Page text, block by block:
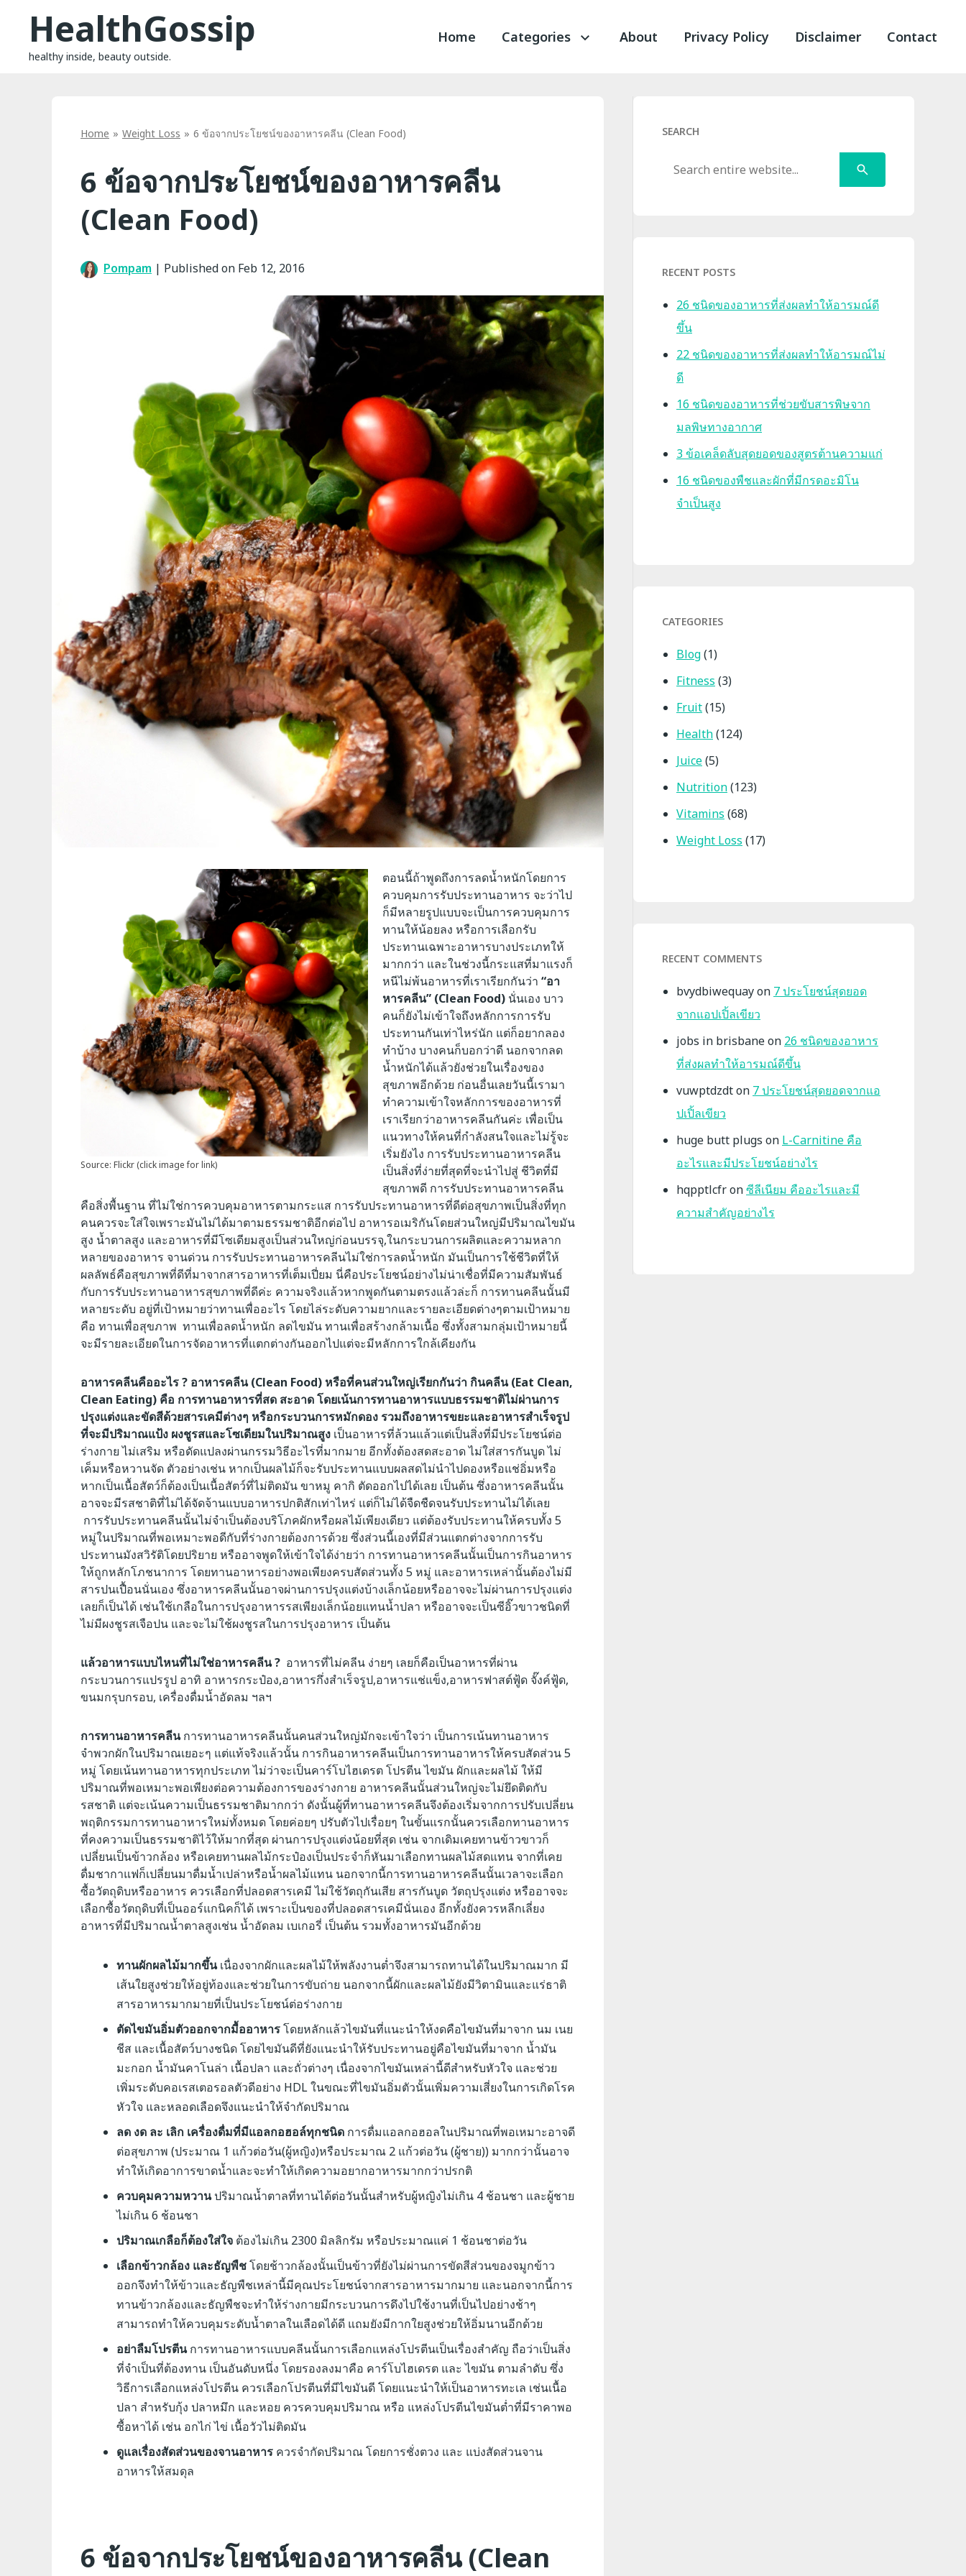
contentHealthGossip
healthy inside, beauty outside.
Home Categories About Privacy Policy Disclaimer Contact
Home Weight Loss 6 ข้อจากประโยชน์ของอาหารคลีน (Clean Food)
6 ข้อจากประโยชน์ของอาหารคลีน
(Clean Food)
Pompam | Published on Feb 12, 2016
Source: Flickr (click image for link)
ตอนนี้ถ้าพูดถึงการลดน้ำหนักโดยการ
ควบคุมการรับประทานอาหาร จะว่าไป
ก็มีหลายรูปแบบจะเป็นการควบคุมการ
ทานให้น้อยลง หรือการเลือกรับ
ประทานเฉพาะอาหารบางประเภทให้
มากกว่า และในช่วงนี้กระแสที่มาแรงก็
หนีไม่พ้นอาหารที่เราเรียกกันว่า “อา
หารคลีน” (Clean Food) นั่นเอง บาว
คนก็ยังไม่เข้าใจถึงหลักการการรับ
ประทานกันเท่าไหร่นัก แต่ก็อยากลอง
ทำบ้าง บางคนก็บอกว่าดี นอกจากลด
น้ำหนักได้แล้วยังช่วยในเรื่องของ
สุขภาพอีกด้วย ก่อนอื่นเลยวันนี้เรามา
ทำความเข้าใจหลักการของอาหารที่
เราเรียกว่าอาหารคลีนกันค่ะ เพื่อเป็น
แนวทางให้คนที่กำลังสนใจและไม่รู้จะ
เริ่มยังไง การรับประทานอาหารคลีน
เป็นสิ่งที่ง่ายที่สุดที่จะนำไปสู่ ชีวิตที่มี
สุขภาพดี การรับประทานอาหารคลีน
คือสิ่งพื้นฐาน ที่ไม่ใช่การควบคุมอาหารตามกระแส การรับประทานอาหารที่ดีต่อสุขภาพเป็นสิ่งที่ทุก
คนควรจะใส่ใจเพราะมันไม่ได้มาตามธรรมชาติอีกต่อไป อาหารอเมริกันโดยส่วนใหญ่มีปริมาณไขมัน
สูง น้ำตาลสูง และอาหารที่มีโซเดียมสูงเป็นส่วนใหญ่ก่อนบรรจุ,ในกระบวนการผลิตและความหลาก
หลายของอาหาร จานด่วน การรับประทานอาหารคลีนไม่ใช่การลดน้ำหนัก มันเป็นการใช้ชีวิตที่ให้
ผลลัพธ์คือสุขภาพที่ดีที่มาจากสารอาหารที่เต็มเปี่ยม นี่คือประโยชน์อย่างไม่น่าเชื่อที่มีความสัมพันธ์
กับการรับประทานอาหารสุขภาพที่ดีค่ะ ความจริงแล้วหากพูดกันตามตรงแล้วล่ะก็ การทานคลีนนั้นมี
หลายระดับ อยู่ที่เป้าหมายว่าทานเพื่ออะไร โดยไล่ระดับความยากและรายละเอียดต่างๆตามเป้าหมาย
คือ ทานเพื่อสุขภาพ ทานเพื่อลดน้ำหนัก ลดไขมัน ทานเพื่อสร้างกล้ามเนื้อ ซึ่งทั้งสามกลุ่มเป้าหมายนี้
จะมีรายละเอียดในการจัดอาหารที่แตกต่างกันออกไปแต่จะมีหลักการใกล้เคียงกัน
อาหารคลีนคืออะไร ? อาหารคลีน (Clean Food) หรือที่คนส่วนใหญ่เรียกกันว่า กินคลีน (Eat Clean,
Clean Eating) คือ การทานอาหารที่สด สะอาด โดยเน้นการทานอาหารแบบธรรมชาติไม่ผ่านการ
ปรุงแต่งและขัดสีด้วยสารเคมีต่างๆ หรือกระบวนการหมักดอง รวมถึงอาหารขยะและอาหารสำเร็จรูป
ที่จะมีปริมาณแป้ง ผงชูรสและโซเดียมในปริมาณสูง เป็นอาหารที่ล้วนแล้วแต่เป็นสิ่งที่มีประโยชน์ต่อ
ร่างกาย ไม่เสริม หรือดัดแปลงผ่านกรรมวิธีอะไรที่มากมาย อีกทั้งต้องสดสะอาด ไม่ใส่สารกันบูด ไม่
เค็มหรือหวานจัด ตัวอย่างเช่น หากเป็นผลไม้ก็จะรับประทานแบบผลสดไม่นำไปดองหรือแช่อิ่มหรือ
หากเป็นเนื้อสัตว์ก็ต้องเป็นเนื้อสัตว์ที่ไม่ติดมัน ขาหมู คากิ ตัดออกไปได้เลย เป็นต้น ซึ่งอาหารคลีนนั้น
อาจจะมีรสชาติที่ไม่ได้จัดจ้านแบบอาหารปกติสักเท่าไหร่ แต่ก็ไม่ได้จืดชืดจนรับประทานไม่ได้เลย
การรับประทานคลีนนั้นไม่จำเป็นต้องบริโภคผักหรือผลไม้เพียงเดียว แต่ต้องรับประทานให้ครบทั้ง 5
หมู่ในปริมาณที่พอเหมาะพอดีกับที่ร่างกายต้องการด้วย ซึ่งส่วนนี้เองที่มีส่วนแตกต่างจากการรับ
ประทานมังสวิรัติโดยปริยาย หรืออาจพูดให้เข้าใจได้ง่ายว่า การทานอาหารคลีนนั้นเป็นการกินอาหาร
ให้ถูกหลักโภชนาการ โดยทานอาหารอย่างพอเพียงครบสัดส่วนทั้ง 5 หมู่ และอาหารเหล่านั้นต้องไม่มี
สารปนเปื้อนนั่นเอง ซึ่งอาหารคลีนนั้นอาจผ่านการปรุงแต่งบ้างเล็กน้อยหรืออาจจะไม่ผ่านการปรุงแต่ง
เลยก็เป็นได้ เช่นใช้เกลือในการปรุงอาหารรสเพียงเล็กน้อยแทนน้ำปลา หรืออาจจะเป็นซีอิ๊วขาวชนิดที่
ไม่มีผงชูรสเจือปน และจะไม่ใช้ผงชูรสในการปรุงอาหาร เป็นต้น
แล้วอาหารแบบไหนที่ไม่ใช่อาหารคลีน ? อาหารที่ไม่คลีน ง่ายๆ เลยก็คือเป็นอาหารที่ผ่าน
กระบวนการแปรรูป อาทิ อาหารกระป๋อง,อาหารกึ่งสำเร็จรูป,อาหารแช่แข็ง,อาหารฟาสต์ฟู้ด จั๊งค์ฟู้ด,
ขนมกรุบกรอบ, เครื่องดื่มน้ำอัดลม ฯลฯ
การทานอาหารคลีนการทานอาหารคลีนนั้นคนส่วนใหญ่มักจะเข้าใจว่า เป็นการเน้นทานอาหาร
จำพวกผักในปริมาณเยอะๆ แต่แท้จริงแล้วนั้น การกินอาหารคลีนเป็นการทานอาหารให้ครบสัดส่วน 5
หมู่ โดยเน้นทานอาหารทุกประเภท ไม่ว่าจะเป็นคาร์โบไฮเดรต โปรตีน ไขมัน ผักและผลไม้ ให้มี
ปริมาณที่พอเหมาะพอเพียงต่อความต้องการของร่างกาย อาหารคลีนนั้นส่วนใหญ่จะไม่ยึดติดกับ
รสชาติ แต่จะเน้นความเป็นธรรมชาติมากกว่า ดังนั้นผู้ที่ทานอาหารคลีนจึงต้องเริ่มจากการปรับเปลี่ยน
พฤติกรรมการทานอาหารใหม่ทั้งหมด โดยค่อยๆ ปรับตัวไปเรื่อยๆ ในขั้นแรกนั้นควรเลือกทานอาหาร
ที่คงความเป็นธรรมชาติไว้ให้มากที่สุด ผ่านการปรุงแต่งน้อยที่สุด เช่น จากเดิมเคยทานข้าวขาวก็
เปลี่ยนเป็นข้าวกล้อง หรือเคยทานผลไม้กระป๋องเป็นประจำก็หันมาเลือกทานผลไม้สดแทน จากที่เคย
ดื่มชากาแฟก็เปลี่ยนมาดื่มน้ำเปล่าหรือน้ำผลไม้แทน นอกจากนี้การทานอาหารคลีนนั้นเวลาจะเลือก
ซื้อวัตถุดิบหรืออาหาร ควรเลือกที่ปลอดสารเคมี ไม่ใช้วัตถุกันเสีย สารกันบูด วัตถุปรุงแต่ง หรืออาจจะ
เลือกซื้อวัตถุดิบที่เป็นออร์แกนิคก็ได้ เพราะเป็นของที่ปลอดสารเคมีนั่นเอง อีกทั้งยังควรหลีกเลี่ยง
อาหารที่มีปริมาณน้ำตาลสูงเช่น น้ำอัดลม เบเกอรี่ เป็นต้น รวมทั้งอาหารมันอีกด้วย
ทานผักผลไม้มากขึ้นเนื่องจากผักและผลไม้ให้พลังงานต่ำจึงสามารถทานได้ในปริมาณมาก มี
เส้นใยสูงช่วยให้อยู่ท้องและช่วยในการขับถ่าย นอกจากนี้ผักและผลไม้ยังมีวิตามินและแร่ธาติ
สารอาหารมากมายที่เป็นประโยชน์ต่อร่างกาย
ตัดไขมันอิ่มตัวออกจากมื้ออาหารโดยหลักแล้วไขมันที่แนะนำให้งดคือไขมันที่มาจาก นม เนย
ชีส และเนื้อสัตว์บางชนิด โดยไขมันดีที่ยังแนะนำให้รับประทานอยู่คือไขมันที่มาจาก น้ำมัน
มะกอก น้ำมันคาโนล่า เนื้อปลา และถั่วต่างๆ เนื่องจากไขมันเหล่านี้ดีสำหรับหัวใจ และช่วย
เพิ่มระดับคอเรสเตอรอลตัวดีอย่าง HDL ในขณะที่ไขมันอิ่มตัวนั้นเพิ่มความเสี่ยงในการเกิดโรค
หัวใจ และหลอดเลือดจึงแนะนำให้จำกัดปริมาณ
ลด งด ละ เลิก เครื่องดื่มที่มีแอลกอฮอล์ทุกชนิด การดื่มแอลกอฮอลในปริมาณที่พอเหมาะอาจดี
ต่อสุขภาพ (ประมาณ 1 แก้วต่อวัน(ผู้หญิง)หรือประมาณ 2 แก้วต่อวัน (ผู้ชาย)) มากกว่านั้นอาจ
ทำให้เกิดอาการขาดน้ำและจะทำให้เกิดความอยากอาหารมากกว่าปรกติ
ควบคุมความหวานปริมาณน้ำตาลที่ทานได้ต่อวันนั้นสำหรับผู้หญิงไม่เกิน 4 ช้อนชา และผู้ชาย
ไม่เกิน 6 ช้อนชา
ปริมาณเกลือก็ต้องใส่ใจ ต้องไม่เกิน 2300 มิลลิกรัม หรือประมาณแค่ 1 ช้อนชาต่อวัน
เลือกข้าวกล้อง และธัญพืชโดยช้าวกล้องนั้นเป็นข้าวที่ยังไม่ผ่านการขัดสีส่วนของจมูกข้าว
ออกจึงทำให้ข้าวและธัญพืชเหล่านี้มีคุณประโยชน์จากสารอาหารมากมาย และนอกจากนี้การ
ทานข้าวกล้องและธัญพืชจะทำให้ร่างกายมีกระบวนการดึงไปใช้งานที่เป็นไปอย่างช้าๆ
สามารถทำให้ควบคุมระดับน้ำตาลในเลือดได้ดี แถมยังมีกากใยสูงช่วยให้อิ่มนานอีกด้วย
อย่าลืมโปรตีนการทานอาหารแบบคลีนนั้นการเลือกแหล่งโปรตีนเป็นเรื่องสำคัญ ถือว่าเป็นสิ่ง
ที่จำเป็นที่ต้องทาน เป็นอันดับหนึ่ง โดยรองลงมาคือ คาร์โบไฮเดรต และ ไขมัน ตามลำดับ ซึ่ง
วิธีการเลือกแหล่งโปรตีน ควรเลือกโปรตีนที่มีไขมันดี โดยแนะนำให้เป็นอาหารทะเล เช่นเนื้อ
ปลา สำหรับกุ้ง ปลาหมึก และหอย ควรควบคุมปริมาณ หรือ แหล่งโปรตีนไขมันต่ำที่มีราคาพอ
ซื้อหาได้ เช่น อกไก่ ไข่ เนื้อวัวไม่ติดมัน
ดูแลเรื่องสัดส่วนของจานอาหาร ควรจำกัดปริมาณ โดยการชั่งตวง และ แบ่งสัดส่วนจาน
อาหารให้สมดุล
6 ข้อจากประโยชน์ของอาหารคลีน (Clean
SEARCH
RECENT POSTS
26 ชนิดของอาหารที่ส่งผลทำให้อารมณ์ดี
ขึ้น
22 ชนิดของอาหารที่ส่งผลทำให้อารมณ์ไม่
ดี
16 ชนิดของอาหารที่ช่วยขับสารพิษจาก
มลพิษทางอากาศ
3 ข้อเคล็ดลับสุดยอดของสูตรต้านความแก่
16 ชนิดของพืชและผักที่มีกรดอะมิโน
จำเป็นสูง
CATEGORIES
Blog(1)
Fitness (3)
Fruit(15)
Health(124)
Juice(5)
Nutrition(123)
Vitamins (68)
Weight Loss (17)
RECENT COMMENTS
bvydbiwequayon 7 ประโยชน์สุดยอด
จากแอปเปิ้ลเขียว
jobs in brisbaneon 26 ชนิดของอาหาร
ที่ส่งผลทำให้อารมณ์ดีขึ้น
vuwptdzdton 7 ประโยชน์สุดยอดจากแอ
ปเปิ้ลเขียว
huge butt plugs on L-Carnitine คือ
อะไรและมีประโยชน์อย่างไร
hqpptlcfronซีลีเนียม คืออะไรและมี
ความสำคัญอย่างไร